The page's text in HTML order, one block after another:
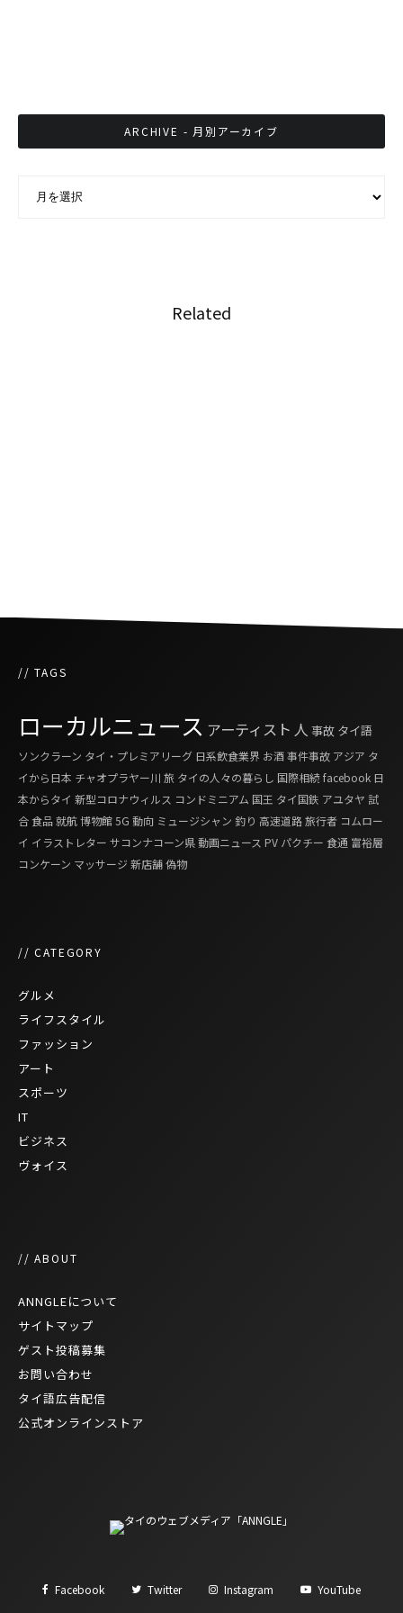
ARCHIVE - 月別アーカイブ
Related
// TAGS
ローカルニュース アーティスト 人 事故 タイ語
ソンクラーン タイ・プレミアリーグ 日系飲食業界 お酒事件事故 アジア タ
イから日本 チャオプラヤー川 旅 タイの人々の暮らし 国際相続facebook 日
本からタイ 新型コロナウィルス コンドミニアム 国王 タイ国鉄 アユタヤ 試
合食品就航博物館5G 動向 ミュージシャン 釣り 高速道路旅行者 コムロー
イ イラストレター サコンナコーン県動画ニュース PV パクチー 食通 富裕層
コンケーン マッサージ 新店舗偽物
// CATEGORY
グルメ
ライフスタイル
ファッション
アート
スポーツ
IT
ビジネス
ヴォイス
// ABOUT
ANNGLEについて
サイトマップ
ゲスト投稿募集
お問い合わせ
タイ語広告配信
公式オンラインストア
Facebook Twitter Instagram YouTube